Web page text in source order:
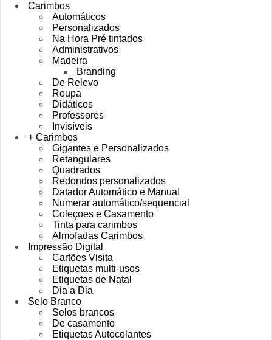
Carimbos
Automáticos
Personalizados
Na Hora Pré tintados
Administrativos
Madeira
Branding
De Relevo
Roupa
Didáticos
Professores
Invisíveis
+ Carimbos
Gigantes e Personalizados
Retangulares
Quadrados
Redondos personalizados
Datador Automático e Manual
Numerar automático/sequencial
Coleçoes e Casamento
Tinta para carimbos
Almofadas Carimbos
Impressão Digital
Cartões Visita
Etiquetas multi-usos
Etiquetas de Natal
Dia a Dia
Selo Branco
Selos brancos
De casamento
Etiquetas Autocolantes